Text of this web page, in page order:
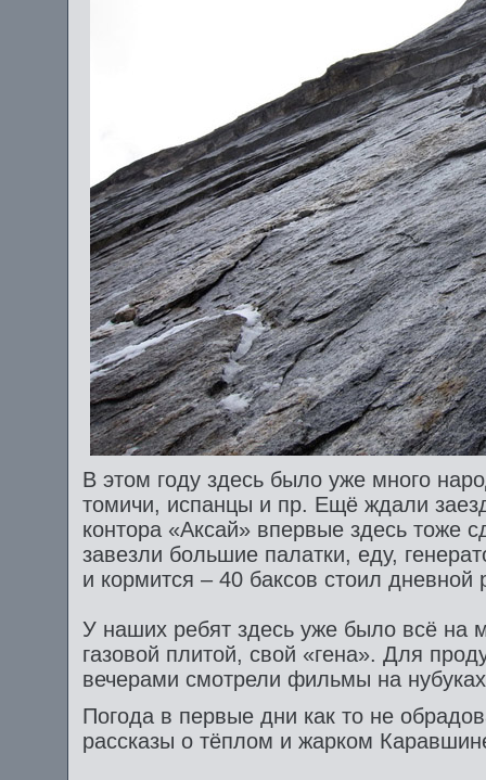
В этом году здесь было уже много
томичи, испанцы и пр. Ещё ждали
контора «Аксай» впервые здесь тоже
завезли большие палатки, еду,
и кормится – 40 баксов стоил дневной
У наших ребят здесь уже было всё на
газовой плитой, свой «гена». Для
вечерами смотрели фильмы на
Погода в первые дни как то не
рассказы о тёплом и жарком